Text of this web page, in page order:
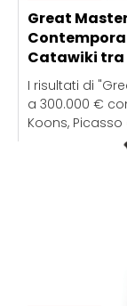
Great
Catawiki tra
I risultati di
a 300.000 €
Koons, Picasso